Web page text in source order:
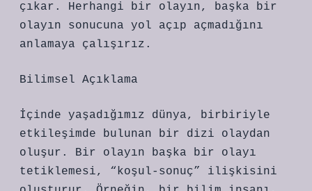
çıkar. Herhangi bir olayın, başka bir
olayın sonucuna yol açıp açmadığını
anlamaya çalışırız.
Bilimsel Açıklama
İçinde yaşadığımız dünya, birbiriyle
etkileşimde bulunan bir dizi olaydan
oluşur. Bir olayın başka bir olayı
tetiklemesi, “koşul-sonuç” ilişkisini